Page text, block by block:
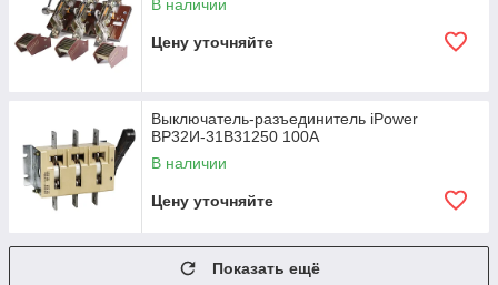
В наличии
Цену уточняйте
Выключатель-разъединитель iPower
ВР32И-31В31250 100А
В наличии
Цену уточняйте
Показать ещё